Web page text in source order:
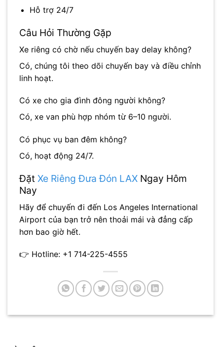
Hỗ trợ 24/7
Câu Hỏi Thường Gặp
Xe riêng có chờ nếu chuyến bay delay không?
Có, chúng tôi theo dõi chuyến bay và điều chỉnh
linh hoạt.
Có xe cho gia đình đông người không?
Có, xe van phù hợp nhóm từ 6–10 người.
Có phục vụ ban đêm không?
Có, hoạt động 24/7.
Đặt Xe Riêng Đưa Đón LAX Ngay Hôm
Nay
Hãy để chuyến đi đến Los Angeles International
Airport của bạn trở nên thoải mái và đẳng cấp
hơn bao giờ hết.
👉 Hotline: +1 714-225-4555